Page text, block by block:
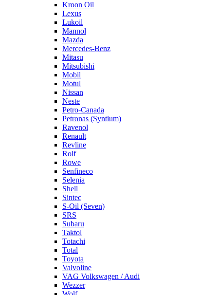
Kroon Oil
Lexus
Lukoil
Mannol
Mazda
Mercedes-Benz
Mitasu
Mitsubishi
Mobil
Motul
Nissan
Neste
Petro-Canada
Petronas (Syntium)
Ravenol
Renault
Revline
Rolf
Rowe
Senfineco
Selenia
Shell
Sintec
S-Oil (Seven)
SRS
Subaru
Taktol
Totachi
Total
Toyota
Valvoline
VAG Volkswagen / Audi
Wezzer